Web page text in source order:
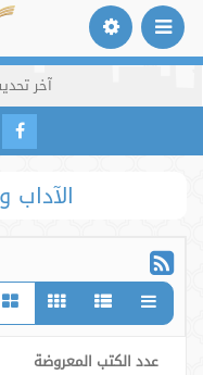
آخر تحديث :
الآداب
عدد الكتب المعروضة